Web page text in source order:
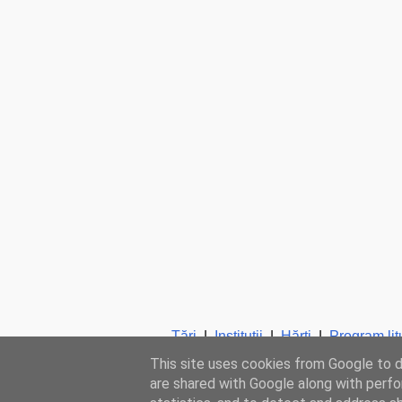
Ţări|Instituţii|Hărţi|Program
This site uses cookies from Google to
are shared with Google along with